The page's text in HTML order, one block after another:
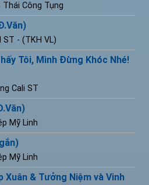
Thái Công Tụng
ST - (TKH VL)
Tôi, Mình Đừng Khóc Nhé!
Cali ST
Mỹ Linh
Mỹ Linh
Xuân & Tưởng Niệm và Vinh